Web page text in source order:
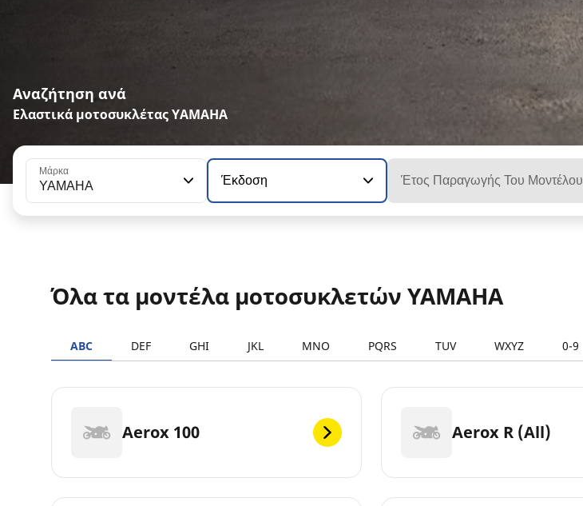
Αναζήτηση ανά
Ελαστικά μοτοσυκλέτας YAMAHA
Μάρκα
YAMAHA Έκδοση Έτος Παραγωγής Του Μοντέλου
Όλα τα μοντέλα μοτοσυκλετών YAMAHA
ABC DEF GHI JKL MNO PQRS TUV WXYZ 0-9
Aerox 100 Aerox R (All)